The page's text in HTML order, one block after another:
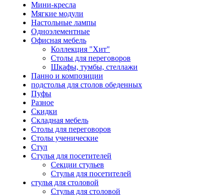
Мини-кресла
Мягкие модули
Настольные лампы
Одноэлементные
Офисная мебель
Коллекция "Хит"
Столы для переговоров
Шкафы, тумбы, стеллажи
Панно и композиции
подстолья для столов обеденных
Пуфы
Разное
Скидки
Складная мебель
Столы для переговоров
Столы ученические
Стул
Стулья для посетителей
Секции стульев
Стулья для посетителей
стулья для столовой
Стулья для столовой